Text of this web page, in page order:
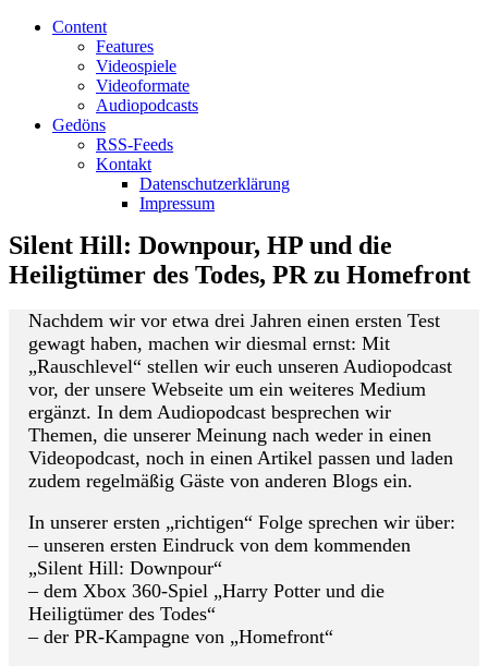
Content
Features
Videospiele
Videoformate
Audiopodcasts
Gedöns
RSS-Feeds
Kontakt
Datenschutzerklärung
Impressum
Silent Hill: Downpour, HP und die
Heiligtümer des Todes, PR zu Homefront
Nachdem wir vor etwa drei Jahren einen ersten Test
gewagt haben, machen wir diesmal ernst: Mit
„Rauschlevel“ stellen wir euch unseren Audiopodcast
vor, der unsere Webseite um ein weiteres Medium
ergänzt. In dem Audiopodcast besprechen wir
Themen, die unserer Meinung nach weder in einen
Videopodcast, noch in einen Artikel passen und laden
zudem regelmäßig Gäste von anderen Blogs ein.
In unserer ersten „richtigen“ Folge sprechen wir über:
– unseren ersten Eindruck von dem kommenden
„Silent Hill: Downpour“
– dem Xbox 360-Spiel „Harry Potter und die
Heiligtümer des Todes“
– der PR-Kampagne von „Homefront“